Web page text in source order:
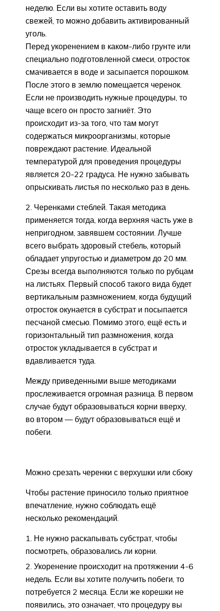
неделю. Если вы хотите оставить воду
свежей, то можно добавить активированный
уголь.
Перед укоренением в каком-либо грунте или
специально подготовленной смеси, отросток
смачивается в воде и засыпается порошком.
После этого в землю помещается черенок.
Если не производить нужные процедуры, то
чаще всего он просто загниёт. Это
происходит из-за того, что там могут
содержаться микроорганизмы, которые
повреждают растение. Идеальной
температурой для проведения процедуры
является 20-22 градуса. Не нужно забывать
опрыскивать листья по несколько раз в день.
Черенками стеблей. Такая методика
применяется тогда, когда верхняя часть уже в
непригодном, завявшем состоянии. Лучше
всего выбрать здоровый стебель, который
обладает упругостью и диаметром до 20 мм.
Срезы всегда выполняются только по рубцам
на листьях. Первый способ такого вида будет
вертикальным размножением, когда будущий
отросток окунается в субстрат и посыпается
песчаной смесью. Помимо этого, ещё есть и
горизонтальный тип размножения, когда
отросток укладывается в субстрат и
вдавливается туда.
Между приведенными выше методиками
прослеживается огромная разница. В первом
случае будут образовываться корни вверху,
во втором — будут образовываться ещё и
побеги.
Можно срезать черенки с верхушки или сбоку
Чтобы растение приносило только приятное
впечатление, нужно соблюдать ещё
несколько рекомендаций.
Не нужно раскапывать субстрат, чтобы
посмотреть, образовались ли корни.
Укоренение происходит на протяжении 4-6
недель. Если вы хотите получить побеги, то
потребуется 2 месяца. Если же корешки не
появились, это означает, что процедуру вы